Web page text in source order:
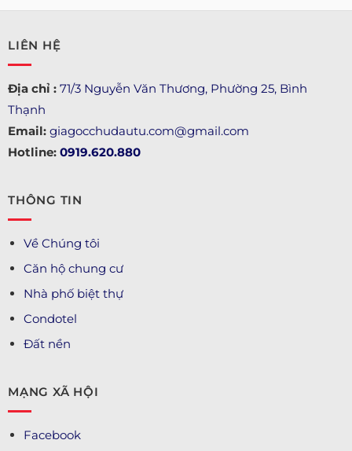
LIÊN HỆ
Địa chỉ : 71/3 Nguyễn Văn Thương, Phường 25, Bình
Thạnh
Email: giagocchudautu.com@gmail.com
Hotline: 0919.620.880
THÔNG TIN
Về Chúng tôi
Căn hộ chung cư
Nhà phố biệt thự
Condotel
Đất nền
MẠNG XÃ HỘI
Facebook